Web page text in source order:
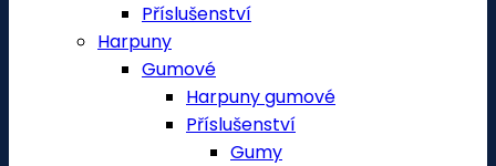
Příslušenství
Harpuny
Gumové
Harpuny gumové
Příslušenství
Gumy